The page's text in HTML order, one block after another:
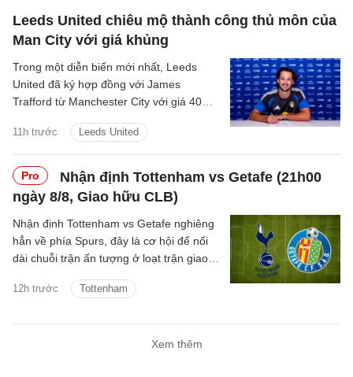
Leeds United chiêu mộ thành công thủ môn của
Man City với giá khủng
11h trước Leeds United
Trong một diễn biến mới nhất, Leeds
United đã ký hợp đồng với James
Trafford từ Manchester City với giá 40
sung.
Pro
Nhận định Tottenham vs Getafe (21h00
ngày 8/8, Giao hữu CLB)
12h trước Tottenham
Nhận định Tottenham vs Getafe nghiêng
hẳn về phía Spurs, đây là cơ hội để nối
dài chuỗi trận ấn tượng ở loạt trận giao
Xem thêm